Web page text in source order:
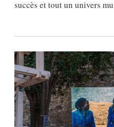
succès et tout un univers